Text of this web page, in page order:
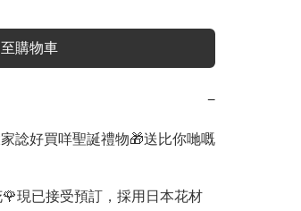
購物車
−
諗好買咩聖誕禮物🎁送比你哋嘅
現已接受預訂，採用日本花材